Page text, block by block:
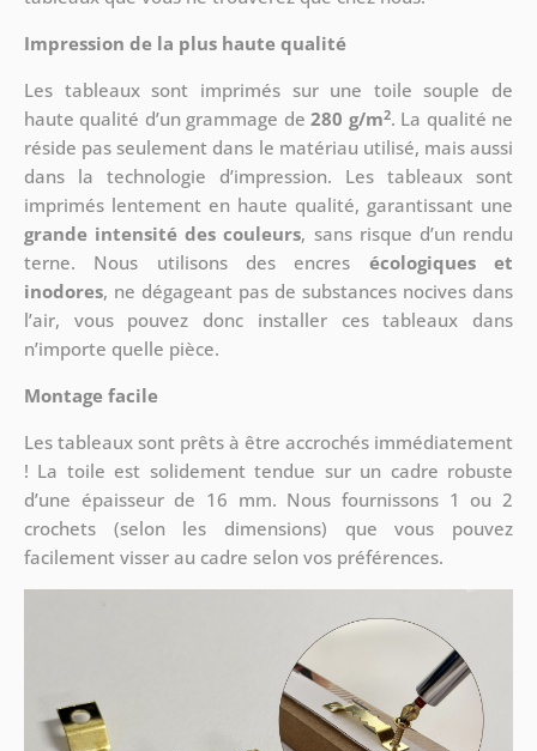
Impression de la plus haute qualité
Les tableaux sont imprimés sur une toile souple de
haute qualité d’un grammage de280 g/m2. La qualité ne
réside pas seulement dans le matériau utilisé, mais aussi
dans la technologie d’impression. Les tableaux sont
imprimés lentement en haute qualité, garantissant une
grande intensité des couleurs, sans risque d’un rendu
terne. Nous utilisons des encres écologiques et
inodores, ne dégageant pas de substances nocives dans
l’air, vous pouvez donc installer ces tableaux dans
n’importe quelle pièce.
Montage facile
Les tableaux sont prêts à être accrochés immédiatement
! La toile est solidement tendue sur un cadre robuste
d’une épaisseur de 16 mm. Nous fournissons 1 ou 2
crochets (selon les dimensions) que vous pouvez
facilement visser au cadre selon vos préférences.